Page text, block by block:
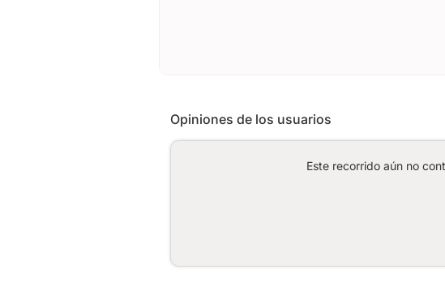
: GOLBEY
Opiniones de los usuarios
Este recorrido aún no